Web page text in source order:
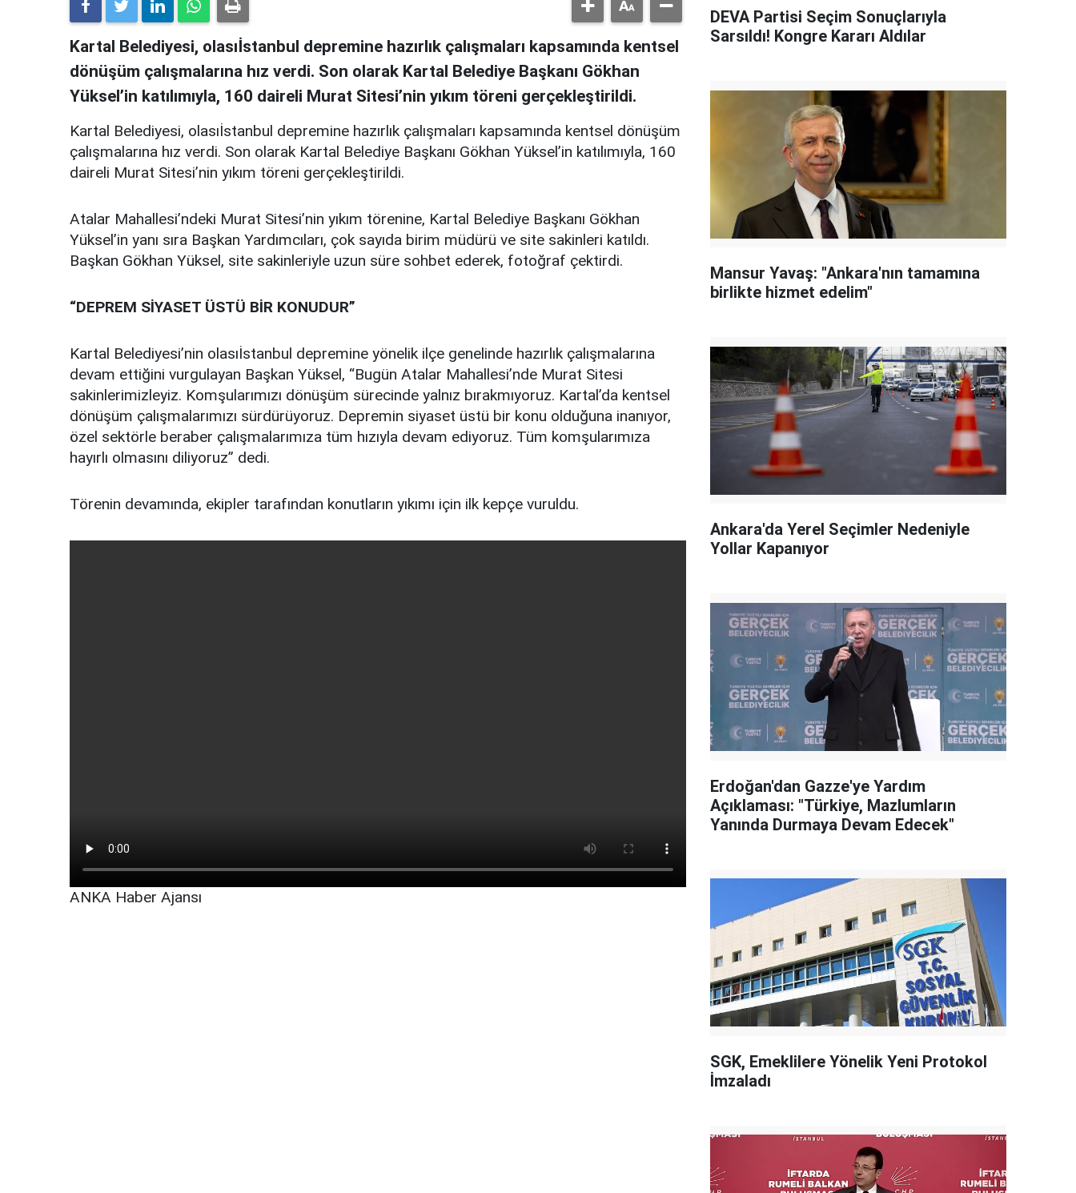
Kartal Belediyesi, olasıİstanbul depremine hazırlık çalışmaları kapsamında kentsel
dönüşüm çalışmalarına hız verdi. Son olarak Kartal Belediye Başkanı Gökhan
Yüksel’in katılımıyla, 160 daireli Murat Sitesi’nin yıkım töreni gerçekleştirildi.
Kartal Belediyesi, olasıİstanbul depremine hazırlık çalışmaları kapsamında kentsel dönüşüm
çalışmalarına hız verdi. Son olarak Kartal Belediye Başkanı Gökhan Yüksel’in katılımıyla, 160
daireli Murat Sitesi’nin yıkım töreni gerçekleştirildi.
Atalar Mahallesi’ndeki Murat Sitesi’nin yıkım törenine, Kartal Belediye Başkanı Gökhan
Yüksel’in yanı sıra Başkan Yardımcıları, çok sayıda birim müdürü ve site sakinleri katıldı.
Başkan Gökhan Yüksel, site sakinleriyle uzun süre sohbet ederek, fotoğraf çektirdi.
“DEPREM SİYASET ÜSTÜ BİR KONUDUR”
Kartal Belediyesi’nin olasıİstanbul depremine yönelik ilçe genelinde hazırlık çalışmalarına
devam ettiğini vurgulayan Başkan Yüksel, “Bugün Atalar Mahallesi’nde Murat Sitesi
sakinlerimizleyiz. Komşularımızı dönüşüm sürecinde yalnız bırakmıyoruz. Kartal’da kentsel
dönüşüm çalışmalarımızı sürdürüyoruz. Depremin siyaset üstü bir konu olduğuna inanıyor,
özel sektörle beraber çalışmalarımıza tüm hızıyla devam ediyoruz. Tüm komşularımıza
hayırlı olmasını diliyoruz” dedi.
Törenin devamında, ekipler tarafından konutların yıkımı için ilk kepçe vuruldu.
ANKA Haber Ajansı
DEVA Partisi Seçim Sonuçlarıyla
Sarsıldı! Kongre Kararı Aldılar
Mansur Yavaş: "Ankara'nın tamamına
birlikte hizmet edelim"
Ankara'da Yerel Seçimler Nedeniyle
Yollar Kapanıyor
Erdoğan'dan Gazze'ye Yardım
Açıklaması: "Türkiye, Mazlumların
Yanında Durmaya Devam Edecek"
SGK, Emeklilere Yönelik Yeni Protokol
İmzaladı